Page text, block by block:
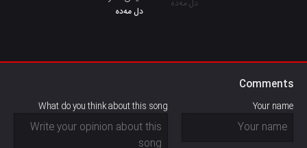
دل مەدە
Comments
Your name
What do you think about this song